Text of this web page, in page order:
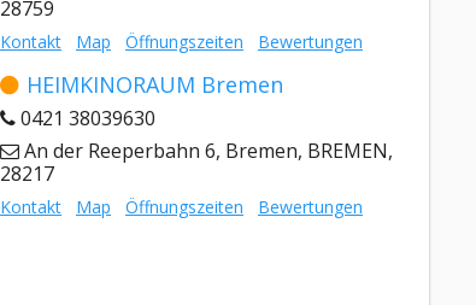
28759
Kontakt Map Öffnungszeiten Bewertungen
HEIMKINORAUM Bremen
0421 38039630
An der Reeperbahn 6, Bremen, BREMEN,
28217
Kontakt Map Öffnungszeiten Bewertungen